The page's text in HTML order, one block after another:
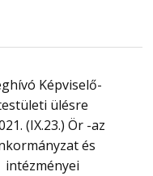
Képviselő-
ülésre
(IX.23.) Ör -az
és
intézményei